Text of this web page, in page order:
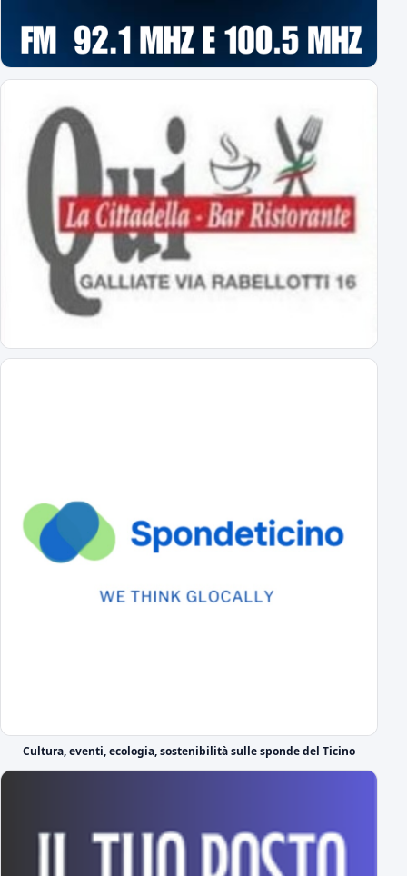
Novara: ecco gli orari delle prime 8 giornate
esordio ad Alessandria il 22 agosto alle 18
per l'amichevole del 5 agosto 2026
Al via il ritiro ligure: Bogliasco prossima tappa!
Sampdoria-Novara; sabato pomeriggio in diretta TV
Abbonamenti Novara 2026/2027: tutte le tariffe
interi, ridotti, promo
Primavera Novara: ecco il girone!
tutti gli avversari degli azzurrini
A Novembre e Marzo i "derby" con la Pro Vercelli
Prima in trasferta poi in casa
il video di presentazione
Cultura, eventi, ecologia, sostenibilità sulle sponde del Ticino